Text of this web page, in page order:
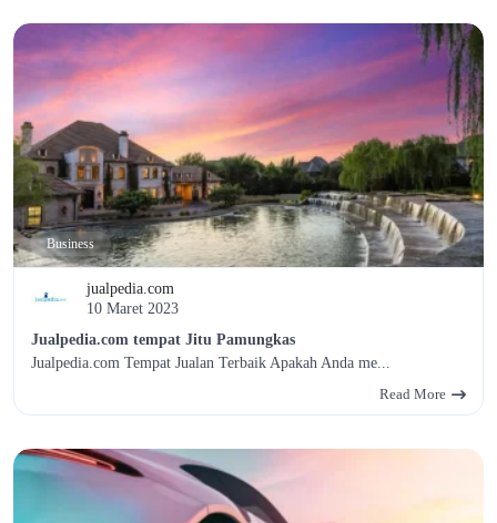
Business
jualpedia.com
10 Maret 2023
Jualpedia.com tempat Jitu Pamungkas
Jualpedia.com Tempat Jualan Terbaik Apakah Anda me...
Read More